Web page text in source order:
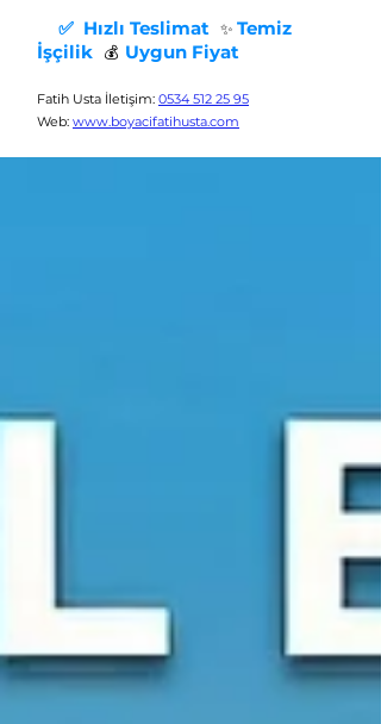
✅ Hızlı Teslimat ✨ Temiz
İşçilik
💰 Uygun Fiyat
Fatih Usta İletişim: 0534 512 25 95
Web: www.boyacifatihusta.com